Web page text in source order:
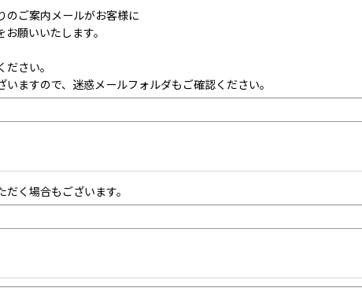
のご案内メールがお客様に
願いいたします。
さい。
ますので、迷惑メールフォルダもご確認ください。
く場合もございます。